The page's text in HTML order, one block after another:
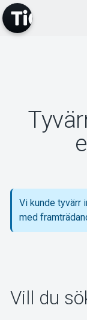
Vi kunde tyvärr
med
Vill du